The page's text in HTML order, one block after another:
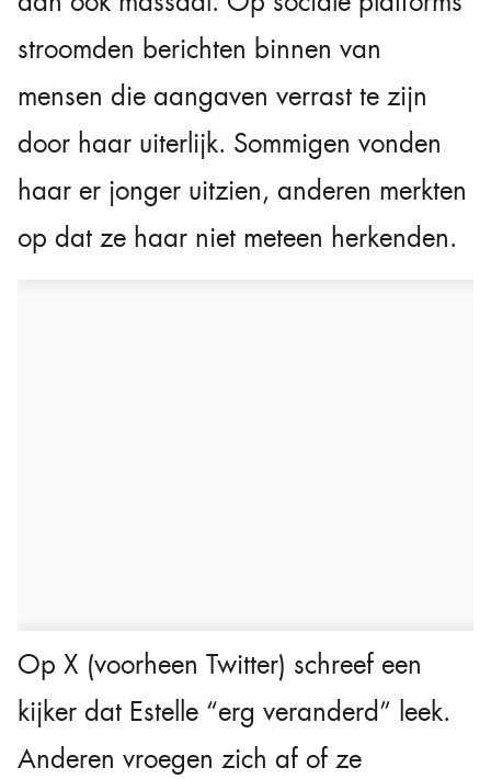
stroomden berichten binnen van
mensen die aangaven verrast te zijn
door haar uiterlijk. Sommigen vonden
haar er jonger uitzien, anderen merkten
op dat ze haar niet meteen herkenden.
Op X (voorheen Twitter) schreef een
kijker dat Estelle “erg veranderd” leek.
Anderen vroegen zich af of ze